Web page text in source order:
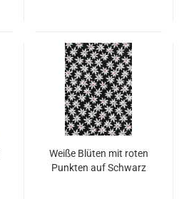
Weiße Blüten mit roten
Punkten auf Schwarz